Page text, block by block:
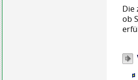
Die
ob